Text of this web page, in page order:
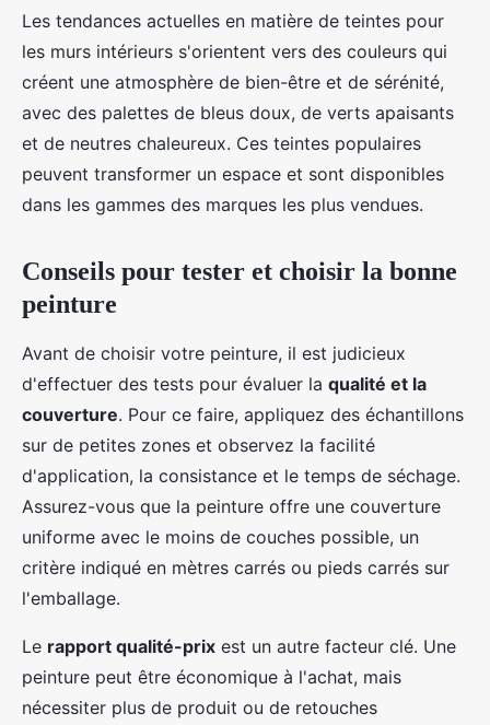
Les tendances actuelles en matière de teintes pour
les murs intérieurs s'orientent vers des couleurs qui
créent une atmosphère de bien-être et de sérénité,
avec des palettes de bleus doux, de verts apaisants
et de neutres chaleureux. Ces teintes populaires
peuvent transformer un espace et sont disponibles
dans les gammes des marques les plus vendues.
Conseils pour tester et choisir la bonne
peinture
Avant de choisir votre peinture, il est judicieux
d'effectuer des tests pour évaluer la qualité et la
couverture. Pour ce faire, appliquez des échantillons
sur de petites zones et observez la facilité
d'application, la consistance et le temps de séchage.
Assurez-vous que la peinture offre une couverture
uniforme avec le moins de couches possible, un
critère indiqué en mètres carrés ou pieds carrés sur
l'emballage.
Le rapport qualité-prix est un autre facteur clé. Une
peinture peut être économique à l'achat, mais
nécessiter plus de produit ou de retouches